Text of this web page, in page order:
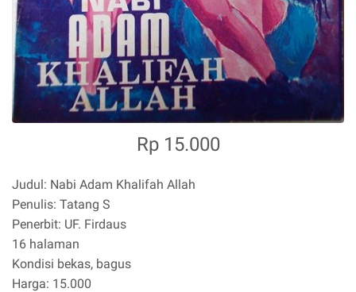
Rp 15.000
Judul: Nabi Adam Khalifah Allah
Penulis: Tatang S
Penerbit: UF. Firdaus
16 halaman
Kondisi bekas, bagus
Harga: 15.000